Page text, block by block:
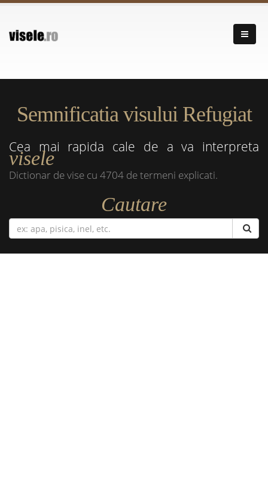
Semnificatia visului Refugiat
Cea mai rapida cale de a va interpreta
visele
Dictionar de vise cu 4704 de termeni explicati.
Cautare